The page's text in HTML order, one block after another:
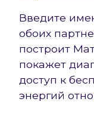
Введите
обоих
построит
покажет
доступ к
энергий